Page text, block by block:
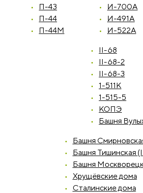
П-43
П-44
П-44М
И-700А
И-491А
И-522А
II-68
II-68-2
II-68-3
1-511К
1-515-5
КОПЭ
Башня
Башня
Башня Тишинская
Башня
Хрущёвские дома
Сталинские дома